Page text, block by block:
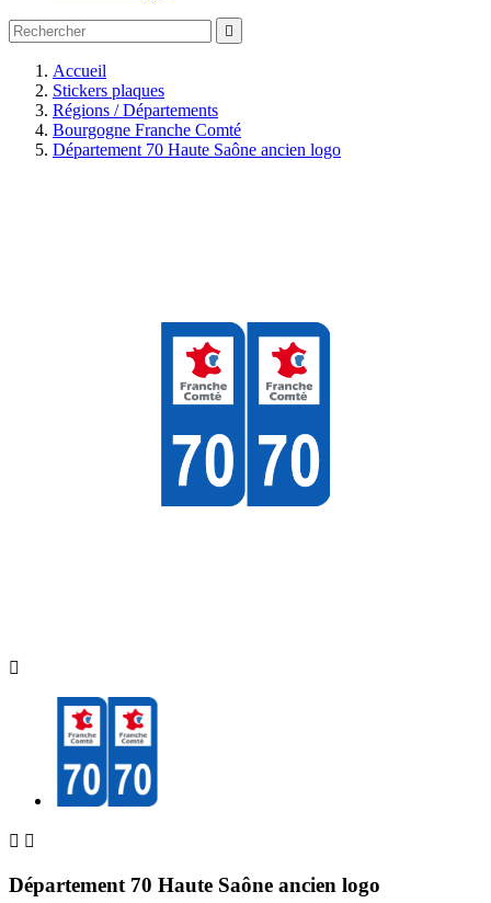

Accueil
Stickers plaques
Régions / Départements
Bourgogne Franche Comté
Département 70 Haute Saône ancien logo

 
Département 70 Haute Saône ancien logo